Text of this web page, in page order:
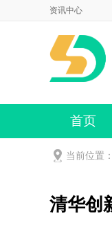
资讯中心
首页
当前位置：
清华创